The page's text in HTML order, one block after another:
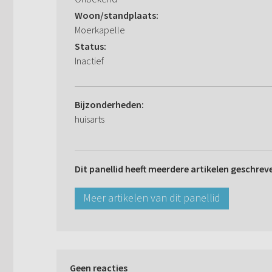
Woon/standplaats:
Moerkapelle
Status:
Inactief
Bijzonderheden:
huisarts
Dit panellid heeft meerdere artikelen
Meer artikelen van dit panellid
Geen reacties